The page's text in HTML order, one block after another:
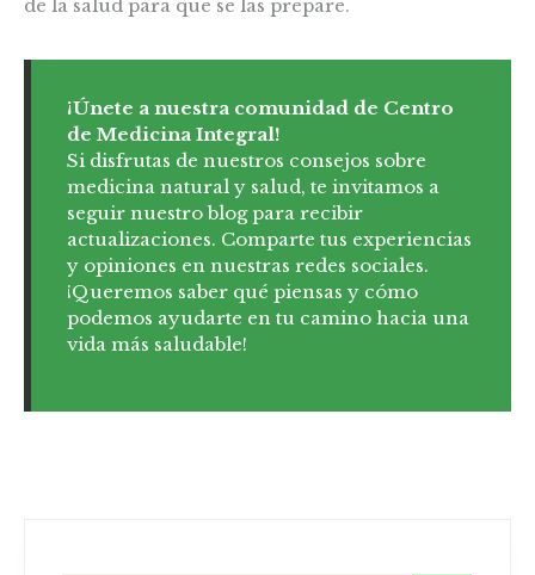
de la salud para que se las prepare.
¡Únete a nuestra comunidad de Centro
de Medicina Integral!
Si disfrutas de nuestros consejos sobre
medicina natural y salud, te invitamos a
seguir nuestro blog para recibir
actualizaciones. Comparte tus experiencias
y opiniones en nuestras redes sociales.
¡Queremos saber qué piensas y cómo
podemos ayudarte en tu camino hacia una
vida más saludable!